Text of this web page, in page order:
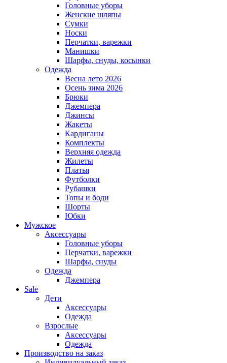
Головные уборы
Женские шляпы
Сумки
Носки
Перчатки, варежки
Манишки
Шарфы, снуды, косынки
Одежда
Весна лето 2026
Осень зима 2026
Брюки
Джемпера
Джинсы
Жакеты
Кардиганы
Комплекты
Верхняя одежда
Жилеты
Платья
Футболки
Рубашки
Топы и боди
Шорты
Юбки
Мужское
Аксессуары
Головные уборы
Перчатки, варежки
Шарфы, снуды
Одежда
Джемпера
Sale
Дети
Аксессуары
Одежда
Взрослые
Аксессуары
Одежда
Производство на заказ